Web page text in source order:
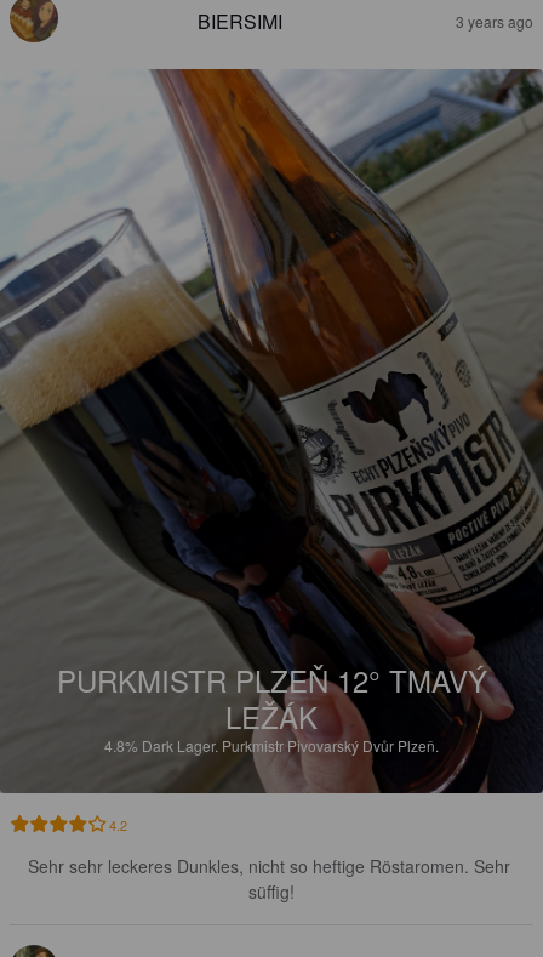
BIERSIMI 3 years ago
PURKMISTR PLZEŇ 12° TMAVÝ
LEŽÁK
4.8% Dark Lager. Purkmistr Pivovarský Dvůr Plzeň.
4.2
Sehr sehr leckeres Dunkles, nicht so heftige Röstaromen. Sehr
süffig!